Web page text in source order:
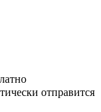
отправится